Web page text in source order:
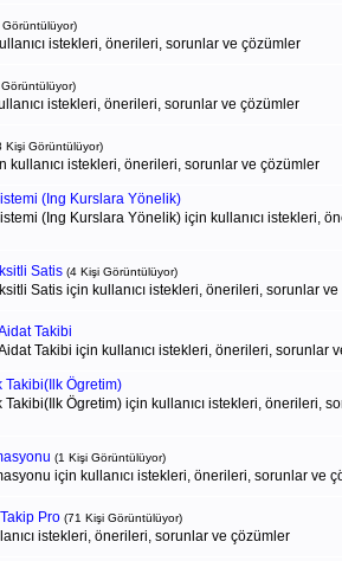
Görüntülüyor)
istekleri, önerileri, sorunlar ve çözümler
istekleri, önerileri, sorunlar ve çözümler
Kişi Görüntülüyor)
kullanıcı istekleri, önerileri, sorunlar ve çözümler
(Ing Kurslara Yönelik)
(Ing Kurslara Yönelik) için kullanıcı istekleri,
Satis (4 Kişi Görüntülüyor)
Satis için kullanıcı istekleri, önerileri, sorunlar
Takibi
Takibi için kullanıcı istekleri, önerileri, sorunlar
Ögretim)
Ögretim) için kullanıcı istekleri, önerileri,
(1 Kişi Görüntülüyor)
için kullanıcı istekleri, önerileri, sorunlar ve
Pro (71 Kişi Görüntülüyor)
istekleri, önerileri, sorunlar ve çözümler